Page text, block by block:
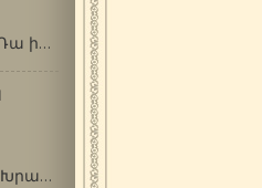
(1866-1949 թթ) Դա ինձանից էր Աստուծո…
(1924-1994 թթ.) Խրատներ Երբ մարմնի…